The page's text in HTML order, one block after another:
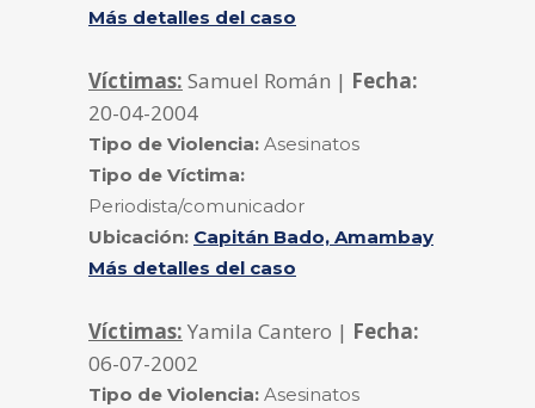
Más detalles del caso
Víctimas: Samuel Román | Fecha:
20-04-2004
Tipo de Violencia: Asesinatos
Tipo de Víctima:
Periodista/comunicador
Ubicación: Capitán Bado, Amambay
Más detalles del caso
Víctimas: Yamila Cantero | Fecha:
06-07-2002
Tipo de Violencia: Asesinatos